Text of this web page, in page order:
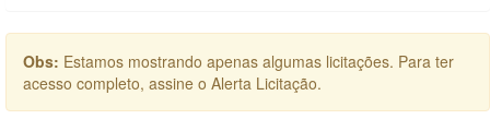
Obs: Estamos mostrando apenas algumas licitações. Para ter
acesso completo, assine o Alerta Licitação.